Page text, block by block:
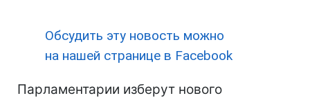
Обсудить эту новость можно
на нашей странице в Facebook
Парламентарии изберут нового